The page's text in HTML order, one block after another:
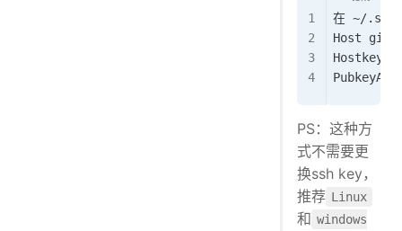
在 ~/.ssh/
Host
PS：这种方
式不需要更
换ssh key，
推荐 Linux
和 windows